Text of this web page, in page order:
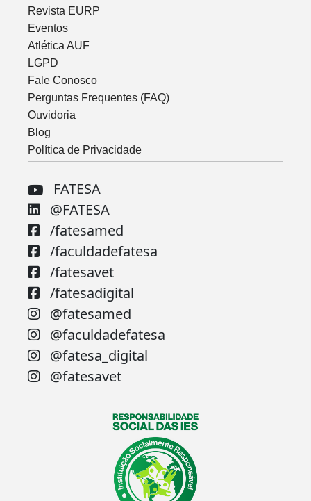
Revista EURP
Eventos
Atlética AUF
LGPD
Fale Conosco
Perguntas Frequentes (FAQ)
Ouvidoria
Blog
Política de Privacidade
FATESA
@FATESA
/fatesamed
/faculdadefatesa
/fatesavet
/fatesadigital
@fatesamed
@faculdadefatesa
@fatesa_digital
@fatesavet